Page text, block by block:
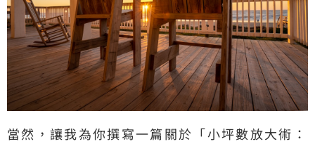
當然，讓我為你撰寫一篇關於「小坪數放大術：